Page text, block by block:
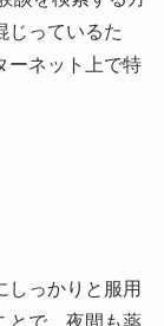
じっているた
ーネット上で特
しっかりと服用
とで、夜間も薬